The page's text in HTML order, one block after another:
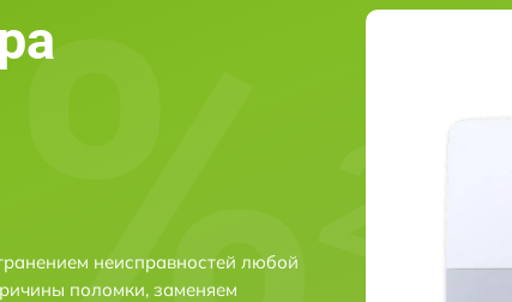
неисправностей любой
поломки, заменяем